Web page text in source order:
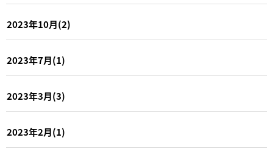
2023年10月(2)
2023年7月(1)
2023年3月(3)
2023年2月(1)